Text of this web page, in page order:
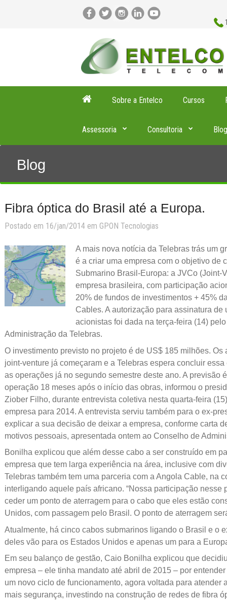
Sobre a Entelco Cursos
Assessoria Consultoria Blog
Blog
Fibra óptica do Brasil até a Europa.
Postado em 16/jan/2014 em GPON Tecnologias
A mais nova notícia da Telebras trás um
é a criar uma empresa com o objetivo de
Submarino Brasil-Europa: a JVCo (Joint-
empresa brasileira, com participação
20% de fundos de investimentos + 45%
Cables. A autorização para assinatura de
acionistas foi dada na terça-feira (14)
Administração da Telebras.
O investimento previsto no projeto é de US$ 185 milhões. Os
joint-venture já começaram e a Telebras espera concluir
as operações já no segundo semestre deste ano. A previsão
operação 18 meses após o início das obras, informou o
Ziober Filho, durante entrevista coletiva nesta quarta-feira
empresa para 2014. A entrevista serviu também para o ex-
explicar a sua decisão de deixar a empresa, conforme carta
motivos pessoais, apresentada ontem ao Conselho de
Bonilha explicou que além desse cabo a ser construído em
empresa que tem larga experiência na área, inclusive com
Telebras também tem uma parceria com a Angola Cable, na
interligando aquele país africano. “Nossa participação nesse
ceder um ponto de aterragem para o cabo que eles estão
Unidos, com passagem pelo Brasil. O ponto de aterragem
Atualmente, há cinco cabos submarinos ligando o Brasil e o
deles vão para os Estados Unidos e apenas um para a
Em seu balanço de gestão, Caio Bonilha explicou que
empresa – ele tinha mandato até abril de 2015 – por
um novo ciclo de funcionamento, agora voltada para atender
mais segurança, investindo na construção de redes de fibra